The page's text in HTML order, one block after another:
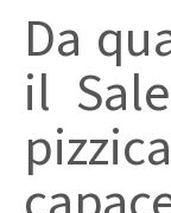
Da
il